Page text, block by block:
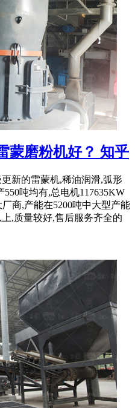
蒙磨粉机好？ 知乎
新的雷蒙机,稀油润滑,弧形
吨均有,总电机117635KW
商,产能在5200吨中大型产能
,质量较好,售后服务齐全的